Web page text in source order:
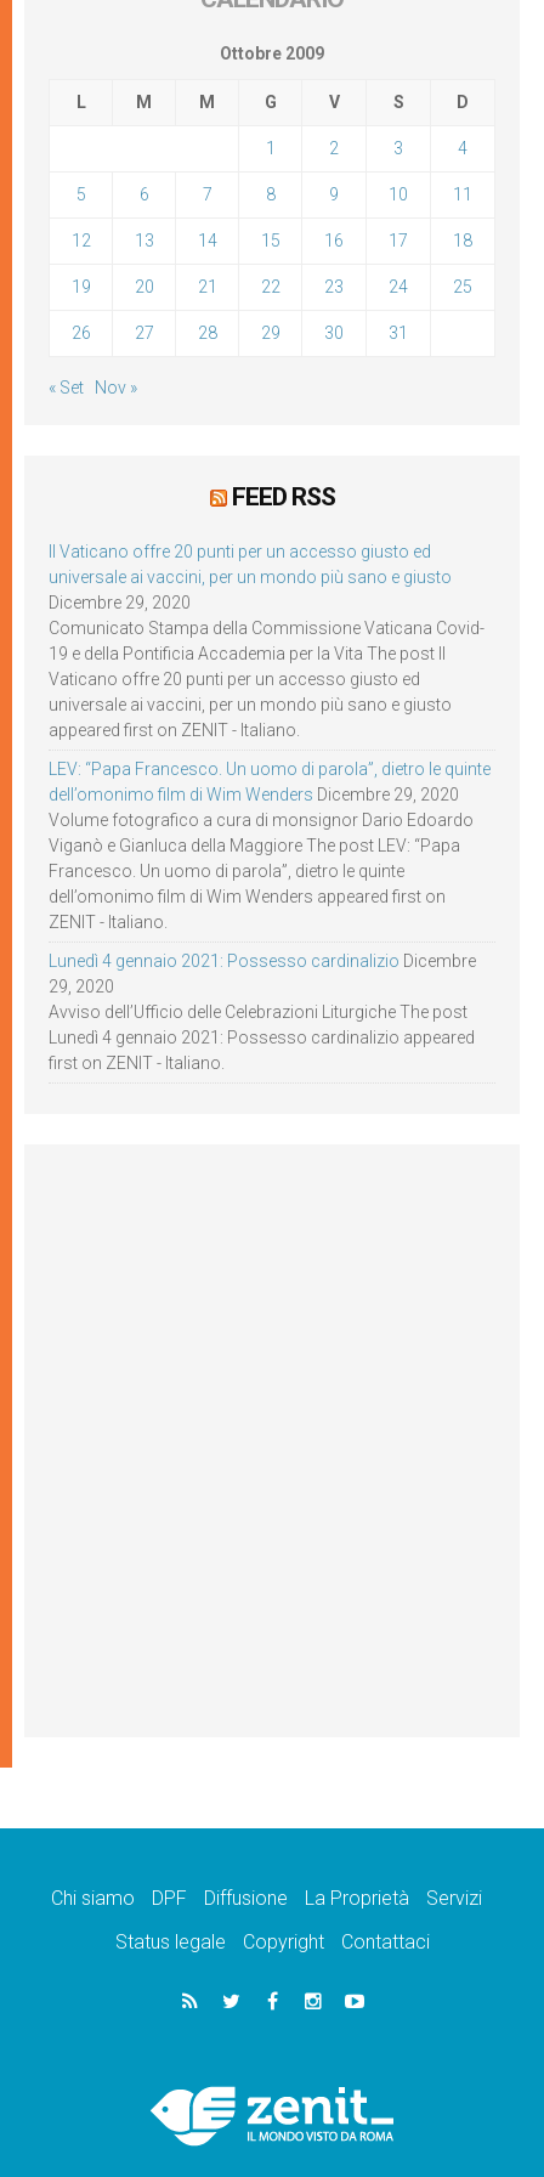
Ottobre 2009
L M M G V S D
1 2 3 4
5 6 7 8 9 10 11
12 13 14 15 16 17 18
19 20 21 22 23 24 25
26 27 28 29 30 31
« Set Nov »
FEED RSS
Il Vaticano offre 20 punti per un accesso giusto ed
universale ai vaccini, per un mondo più sano e giusto
Dicembre 29, 2020
Comunicato Stampa della Commissione Vaticana Covid-
19 e della Pontificia Accademia per la Vita The post Il
Vaticano offre 20 punti per un accesso giusto ed
universale ai vaccini, per un mondo più sano e giusto
appeared first on ZENIT - Italiano.
LEV: “Papa Francesco. Un uomo di parola”, dietro le quinte
dell’omonimo film di Wim Wenders Dicembre 29, 2020
Volume fotografico a cura di monsignor Dario Edoardo
Viganò e Gianluca della Maggiore The post LEV: “Papa
Francesco. Un uomo di parola”, dietro le quinte
dell’omonimo film di Wim Wenders appeared first on
ZENIT - Italiano.
Lunedì 4 gennaio 2021: Possesso cardinalizio Dicembre
29, 2020
Avviso dell’Ufficio delle Celebrazioni Liturgiche The post
Lunedì 4 gennaio 2021: Possesso cardinalizio appeared
first on ZENIT - Italiano.
Chi siamo DPF Diffusione La Proprietà
Servizi
Status legale
Copyright Contattaci